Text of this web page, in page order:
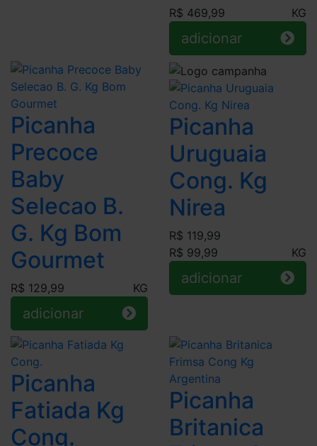
R$ 469,99 KG
adicionar
Picanha
Precoce
Baby
Selecao B.
G. Kg Bom
Gourmet
R$ 129,99 KG
adicionar
Picanha
Uruguaia
Cong. Kg
Nirea
R$ 119,99
R$ 99,99
KG
adicionar
Picanha
Fatiada Kg
Cong.
Picanha
Britanica